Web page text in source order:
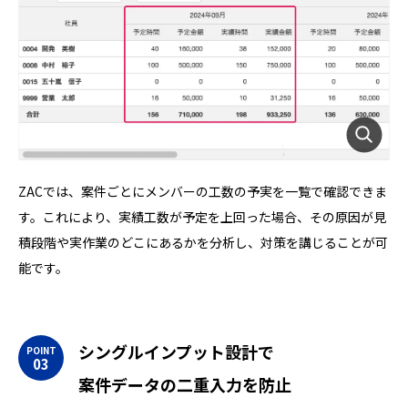
ZACでは、案件ごとにメンバーの工数の予実を一覧で確認できま
す。これにより、実績工数が予定を上回った場合、その原因が見
積段階や実作業のどこにあるかを分析し、対策を講じることが可
能です。
シングルインプット設計で
案件データの二重入力を防止